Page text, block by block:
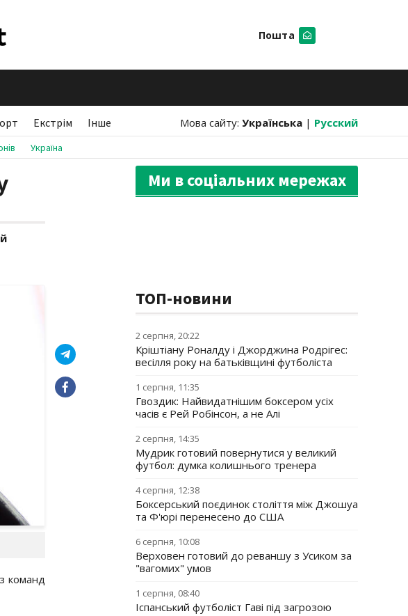
Пошта
Екстрім Інше Мова сайту: Українська | Русский
Україна
команд
Ми в соціальних мережах
ТОП-новини
2 серпня, 20:22
Кріштіану Роналду і Джорджина Родрігес:
весілля року на батьківщині футболіста
1 серпня, 11:35
Гвоздик: Найвидатнішим боксером усіх
часів є Рей Робінсон, а не Алі
2 серпня, 14:35
Мудрик готовий повернутися у великий
футбол: думка колишнього тренера
4 серпня, 12:38
Боксерський поєдинок століття між Джошуа
та Ф'юрі перенесено до США
6 серпня, 10:08
Верховен готовий до реваншу з Усиком за
"вагомих" умов
1 серпня, 08:40
Іспанський футболіст Гаві під загрозою